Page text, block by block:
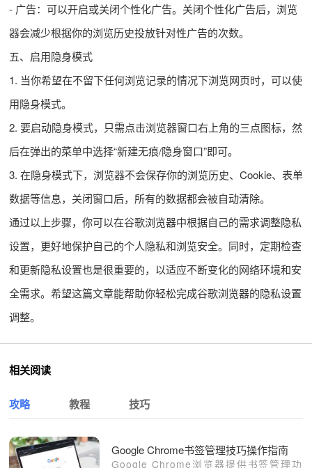
- 广告：可以开启或关闭个性化广告。关闭个性化广告后，浏览
器会减少根据你的浏览历史投放针对性广告的次数。
五、启用隐身模式
1. 当你希望在不留下任何浏览记录的情况下浏览网页时，可以使
用隐身模式。
2. 要启动隐身模式，只需点击浏览器窗口右上角的三点图标，然
后在弹出的菜单中选择“新建无痕/隐身窗口”即可。
3. 在隐身模式下，浏览器不会保存你的浏览历史、Cookie、表单
数据等信息，关闭窗口后，所有的数据都会被自动清除。
通过以上步骤，你可以在谷歌浏览器中根据自己的需求调整隐私
设置，更好地保护自己的个人隐私和浏览安全。同时，定期检查
和更新隐私设置也是很重要的，以适应不断变化的网络环境和安
全需求。希望这篇文章能帮助你轻松完成谷歌浏览器的隐私设置
调整。
相关阅读
攻略 教程 技巧
Google Chrome书签管理技巧操作指南
Google Chrome浏览器提供书签管理功